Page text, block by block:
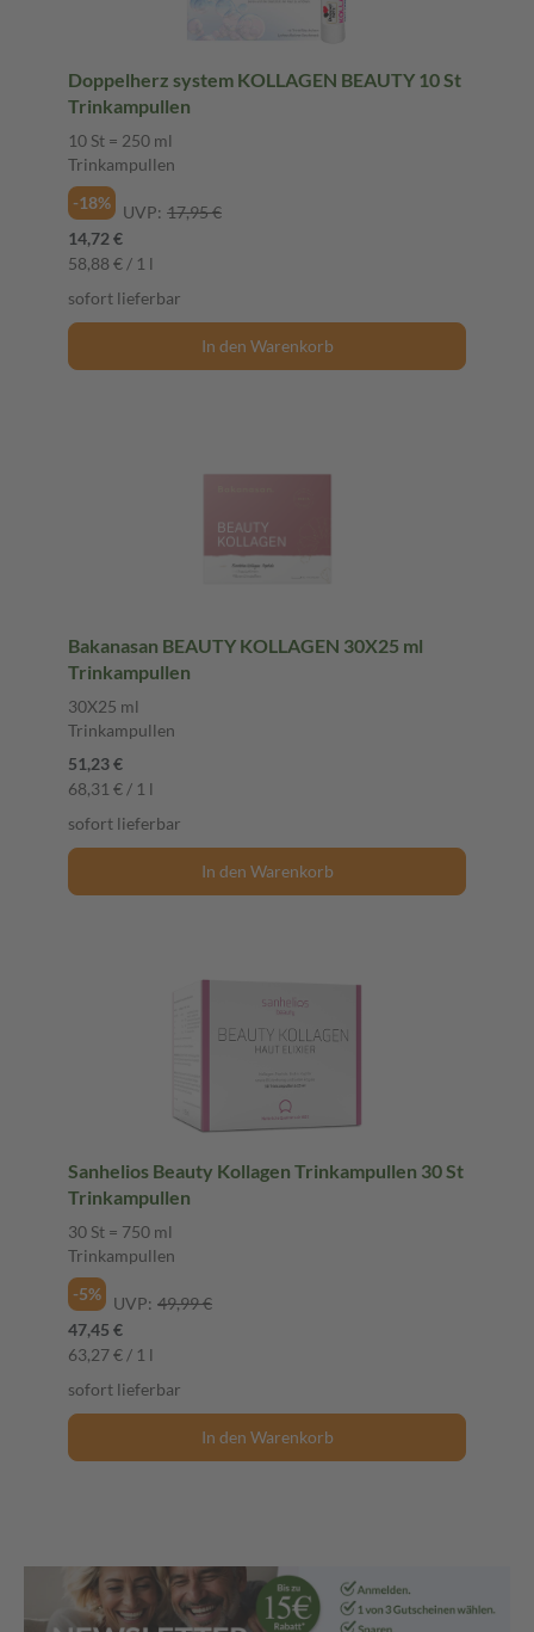
Doppelherz system KOLLAGEN BEAUTY 10 St
Trinkampullen
10 St = 250 ml
Trinkampullen
-18%
UVP: 17,95 €
14,72 €
58,88 € / 1 l
sofort lieferbar
In den Warenkorb
Bakanasan BEAUTY KOLLAGEN 30X25 ml
Trinkampullen
30X25 ml
Trinkampullen
51,23 €
68,31 € / 1 l
sofort lieferbar
In den Warenkorb
Sanhelios Beauty Kollagen Trinkampullen 30 St
Trinkampullen
30 St = 750 ml
Trinkampullen
-5%
UVP: 49,99 €
47,45 €
63,27 € / 1 l
sofort lieferbar
In den Warenkorb